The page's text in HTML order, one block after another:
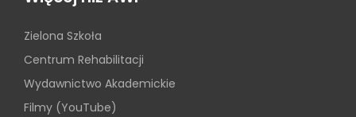
Zielona Szkoła
Centrum Rehabilitacji
Wydawnictwo Akademickie
Filmy (YouTube)